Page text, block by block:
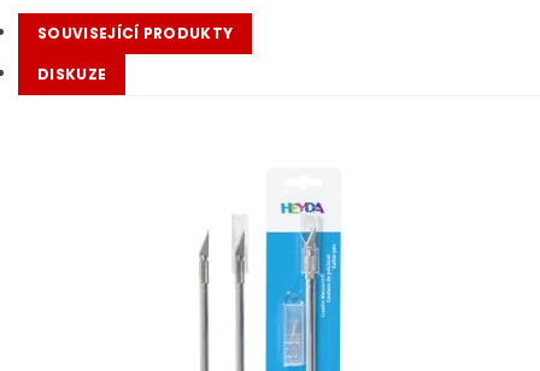
SOUVISEJÍCÍ PRODUKTY
DISKUZE